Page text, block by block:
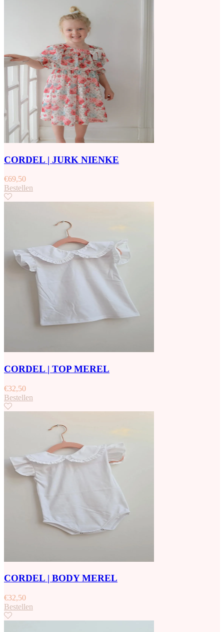
CORDEL | JURK NIENKE
€69,50
Bestellen
CORDEL | TOP MEREL
€32,50
Bestellen
CORDEL | BODY MEREL
€32,50
Bestellen